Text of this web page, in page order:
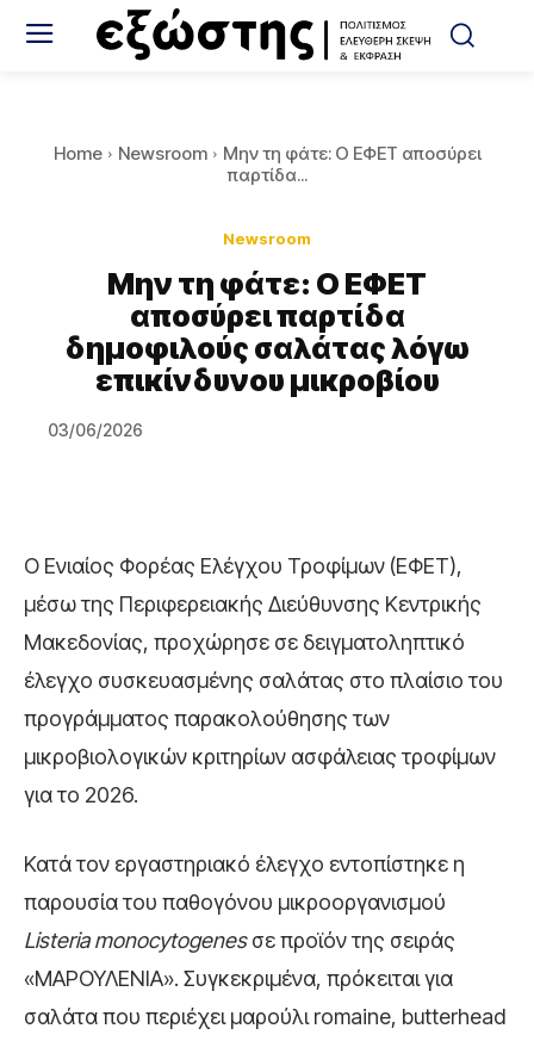
Home Newsroom
Μην τη φάτε: Ο ΕΦΕΤ αποσύρει
παρτίδα...
Newsroom
Μην τη φάτε: Ο ΕΦΕΤ
αποσύρει παρτίδα
δημοφιλούς σαλάτας λόγω
επικίνδυνου μικροβίου
03/06/2026
Ο Ενιαίος Φορέας Ελέγχου Τροφίμων (ΕΦΕΤ),
μέσω της Περιφερειακής Διεύθυνσης Κεντρικής
Μακεδονίας, προχώρησε σε δειγματοληπτικό
έλεγχο συσκευασμένης σαλάτας στο πλαίσιο του
προγράμματος παρακολούθησης των
μικροβιολογικών κριτηρίων ασφάλειας τροφίμων
για το 2026.
Κατά τον εργαστηριακό έλεγχο εντοπίστηκε η
παρουσία του παθογόνου μικροοργανισμού
Listeria monocytogenesσε προϊόν της σειράς
«ΜΑΡΟΥΛΕΝΙΑ». Συγκεκριμένα, πρόκειται για
σαλάτα που περιέχει μαρούλι romaine, butterhead